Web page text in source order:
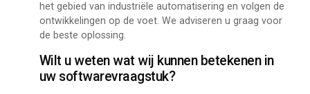
het gebied van industriële automatisering en volgen de
ontwikkelingen op de voet. We adviseren u graag voor
de beste oplossing.
Wilt u weten wat wij kunnen betekenen in
uw softwarevraagstuk?